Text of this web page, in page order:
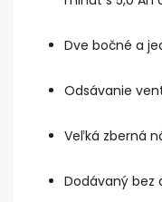
Dve bočné a
Odsávanie
Veľká zberná
Dodávaný bez